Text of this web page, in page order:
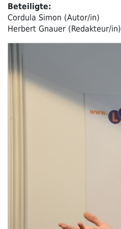
Beteiligte:
Cordula Simon (Autor/in)
Herbert Gnauer (Redakteur/in)